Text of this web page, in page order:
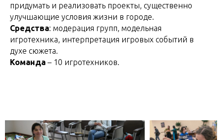
придумать и реализовать проекты, существенно
улучшающие условия жизни в городе.
Средства: модерация групп, модельная
игротехника, интерпретация игровых событий в
духе сюжета.
Команда – 10 игротехников.